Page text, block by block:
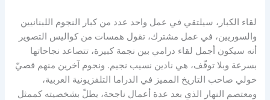
لقاء الكبار، سيلتقي في عمل واحد عدد من كبار النجوم اللبنانيين
والسوريين، في عمل مشترك، تقول همسات من كواليس التصوير
أنه سيكون أجمل لقاء درامي بين نجمة كبيرة، تتصاعد نجاحاتها
بسرعة وبلا توقّف، هي نادين نسيب نجيم. ونجوم آخرين منهم قصيّ
خولي صاحب التاريخ المميز في الدراما التلفزيونية العربية،
ومعتصم النهار الذي بعد عدة أعمال ناجحة، يطلّ بشخصيته كممثل